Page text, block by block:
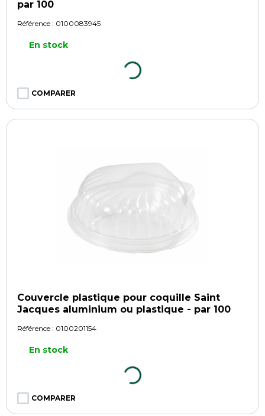
par 100
Référence : 0100083945
En stock
COMPARER
Couvercle plastique pour coquille Saint
Jacques aluminium ou plastique - par 100
Référence : 0100201154
En stock
COMPARER